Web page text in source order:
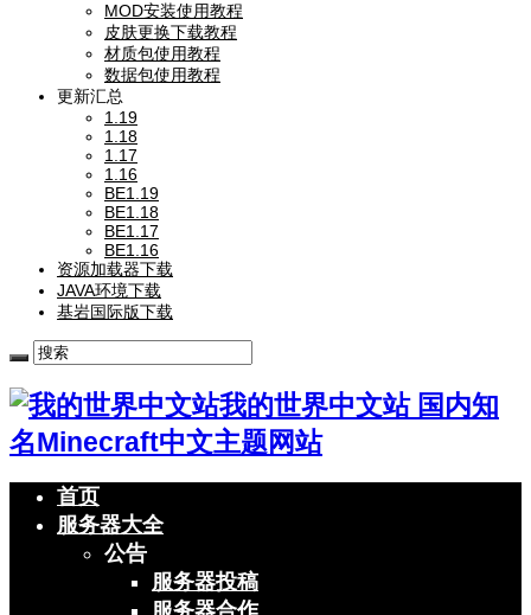
MOD安装使用教程
皮肤更换下载教程
材质包使用教程
数据包使用教程
更新汇总
1.19
1.18
1.17
1.16
BE1.19
BE1.18
BE1.17
BE1.16
资源加载器下载
JAVA环境下载
基岩国际版下载
我的世界中文站 国内知
名Minecraft中文主题网站
首页
服务器大全
公告
服务器投稿